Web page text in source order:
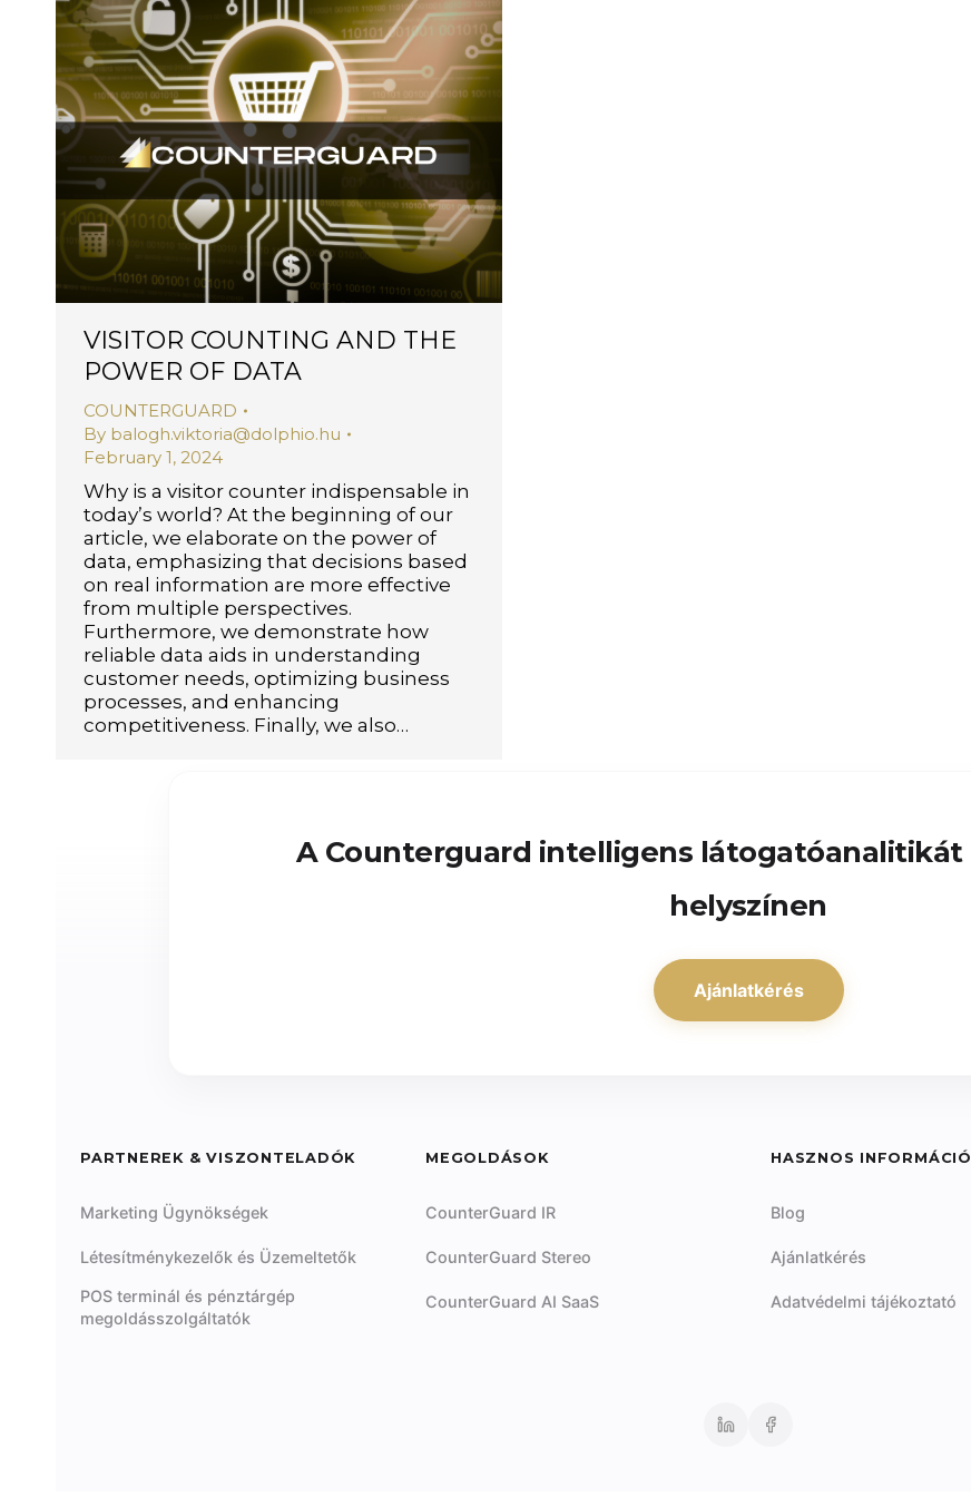
VISITOR COUNTING AND THE
POWER OF DATA
COUNTERGUARD
By balogh.viktoria@dolphio.hu
February 1, 2024
Why is a visitor counter indispensable in
today’s world? At the beginning of our
article, we elaborate on the power of
data, emphasizing that decisions based
on real information are more effective
from multiple perspectives.
Furthermore, we demonstrate how
reliable data aids in understanding
customer needs, optimizing business
processes, and enhancing
competitiveness. Finally, we also…
A Counterguard intelligens
helyszínen
Ajánlatkérés
PARTNEREK & VISZONTELADÓK
Marketing Ügynökségek
Létesítménykezelők és Üzemeltetők
POS terminál és pénztárgép
megoldásszolgáltatók
MEGOLDÁSOK
CounterGuard IR
CounterGuard Stereo
CounterGuard AI SaaS
HASZNOS
Blog
Ajánlatkérés
Adatvédelmi tájékoztató